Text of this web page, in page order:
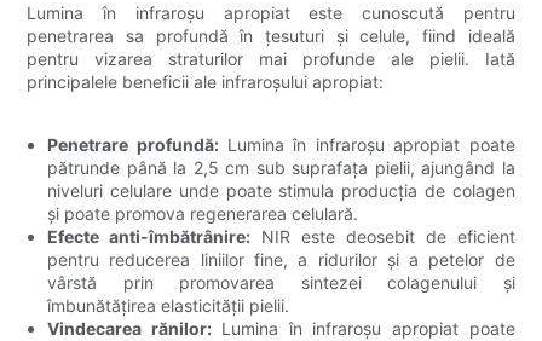
Lumina în infraroșu apropiat este cunoscută pentru
penetrarea sa profundă în țesuturi și celule, fiind ideală
pentru vizarea straturilor mai profunde ale pielii. Iată
principalele beneficii ale infraroșului apropiat:
Penetrare profundă:Lumina în infraroșu apropiat poate
pătrunde până la 2,5 cm sub suprafața pielii, ajungând la
niveluri celulare unde poate stimula producția de colagen
și poate promova regenerarea celulară.
Efecte anti-îmbătrânire: NIR este deosebit de eficient
pentru reducerea liniilor fine, a ridurilor și a petelor de
vârstă prin promovarea sintezei colagenului și
îmbunătățirea elasticității pielii.
Vindecarea rănilor:Lumina în infraroșu apropiat poate